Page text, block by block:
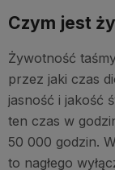
Czym jest
Żywotność
przez jaki czas
jasność i jakość
ten czas w
50 000 godzin.
to nagłego